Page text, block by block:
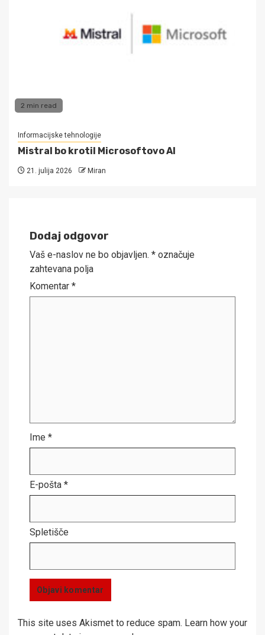
2 min read
Informacijske tehnologije
Mistral bo krotil Microsoftovo AI
21. julija 2026 Miran
Dodaj odgovor
Vaš e-naslov ne bo objavljen. * označuje
zahtevana polja
Komentar *
Ime *
E-pošta *
Spletišče
This site uses Akismet to reduce spam. Learn how your